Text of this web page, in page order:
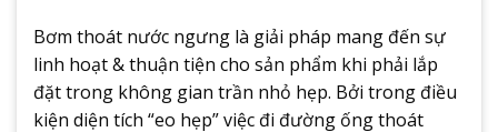
Bơm thoát nước ngưng là giải pháp mang đến sự
linh hoạt & thuận tiện cho sản phẩm khi phải lắp
đặt trong không gian trần nhỏ hẹp. Bởi trong điều
kiện diện tích “eo hẹp” việc đi đường ống thoát